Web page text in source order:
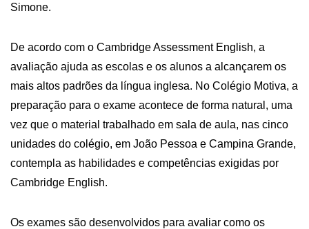
Simone.
De acordo com o Cambridge Assessment English, a
avaliação ajuda as escolas e os alunos a alcançarem os
mais altos padrões da língua inglesa. No Colégio Motiva, a
preparação para o exame acontece de forma natural, uma
vez que o material trabalhado em sala de aula, nas cinco
unidades do colégio, em João Pessoa e Campina Grande,
contempla as habilidades e competências exigidas por
Cambridge English.
Os exames são desenvolvidos para avaliar como os